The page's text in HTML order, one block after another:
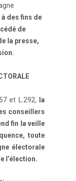
des fins de
de
la presse,
et L.292,
la
conseillers
fin la veille
toute
électorale
l’élection.